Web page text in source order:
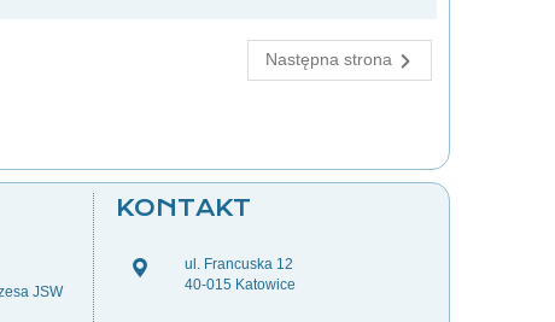
Następna strona
JSW
KONTAKT
ul. Francuska 12
40-015 Katowice